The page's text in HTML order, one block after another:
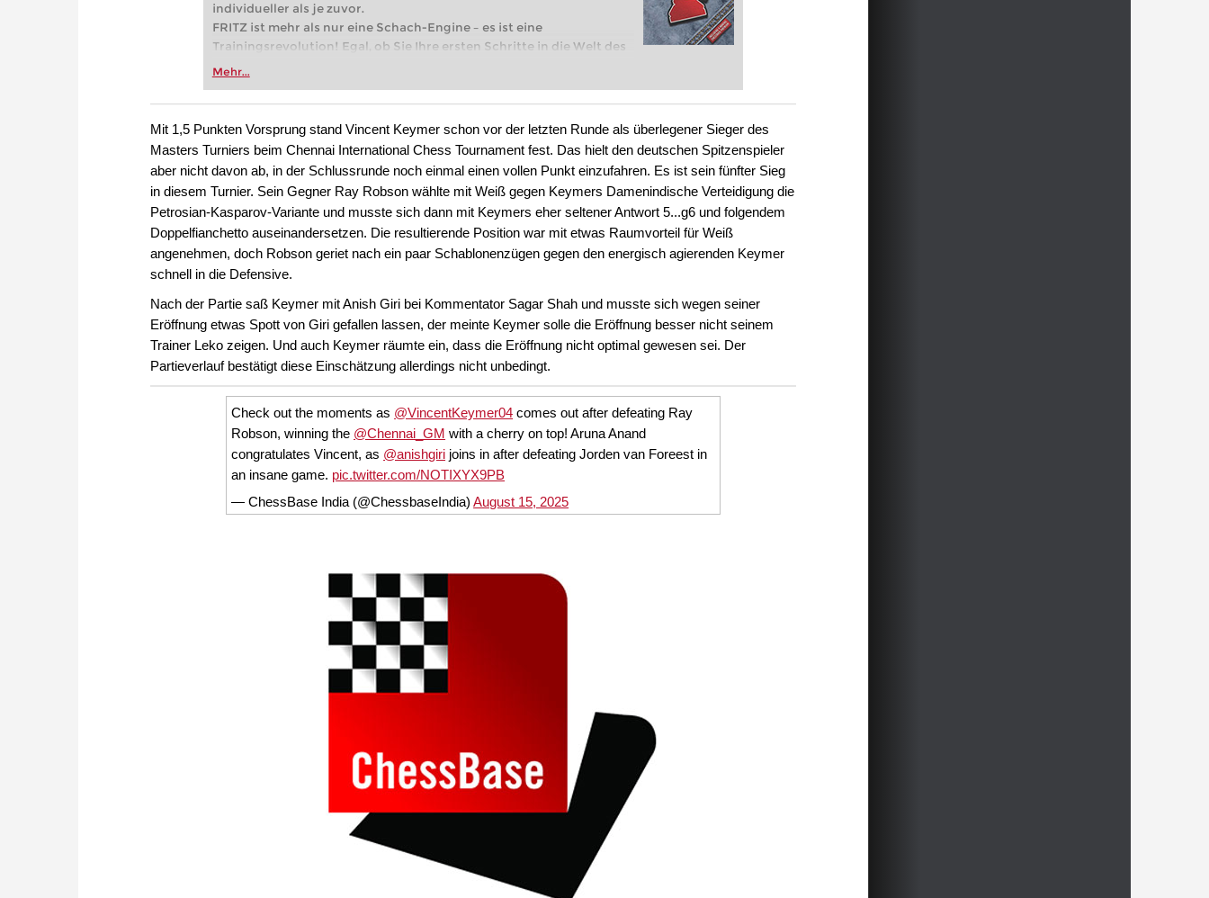
individueller als je zuvor.
FRITZ ist mehr als nur eine Schach-Engine – es ist eine
Trainingsrevolution! Egal, ob Sie Ihre ersten Schritte in die Welt des
Vereinsschachs machen oder bereits auf Turnierniveau spielen: Mit
zuvor.
Mehr...
Mit 1,5 Punkten Vorsprung stand Vincent Keymer schon vor der letzten Runde als überlegener Sieger des
Masters Turniers beim Chennai International Chess Tournament fest. Das hielt den deutschen Spitzenspieler
aber nicht davon ab, in der Schlussrunde noch einmal einen vollen Punkt einzufahren. Es ist sein fünfter Sieg
in diesem Turnier. Sein Gegner Ray Robson wählte mit Weiß gegen Keymers Damenindische Verteidigung die
Petrosian-Kasparov-Variante und musste sich dann mit Keymers eher seltener Antwort 5...g6 und folgendem
Doppelfianchetto auseinandersetzen. Die resultierende Position war mit etwas Raumvorteil für Weiß
angenehmen, doch Robson geriet nach ein paar Schablonenzügen gegen den energisch agierenden Keymer
schnell in die Defensive.
Nach der Partie saß Keymer mit Anish Giri bei Kommentator Sagar Shah und musste sich wegen seiner
Eröffnung etwas Spott von Giri gefallen lassen, der meinte Keymer solle die Eröffnung besser nicht seinem
Trainer Leko zeigen. Und auch Keymer räumte ein, dass die Eröffnung nicht optimal gewesen sei. Der
Partieverlauf bestätigt diese Einschätzung allerdings nicht unbedingt.
Check out the moments as @VincentKeymer04 comes out after defeating Ray
Robson, winning the @Chennai_GM with a cherry on top! Aruna Anand
congratulates Vincent, as @anishgiri joins in after defeating Jorden van Foreest in
an insane game. pic.twitter.com/NOTIXYX9PB
— ChessBase India (@ChessbaseIndia)August 15, 2025